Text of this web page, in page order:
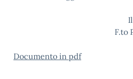
F.to
Documento in pdf